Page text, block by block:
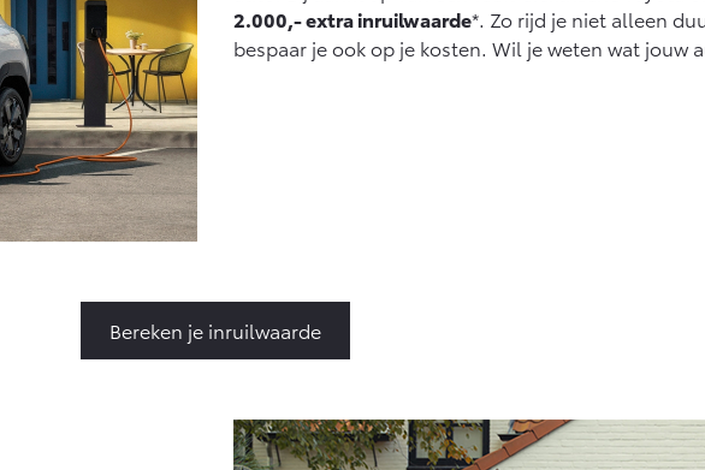
2.000,- extra inruilwaarde*. Zo rijd je niet alleen
bespaar je ook op je kosten. Wil je weten wat jouw
Bereken je inruilwaarde